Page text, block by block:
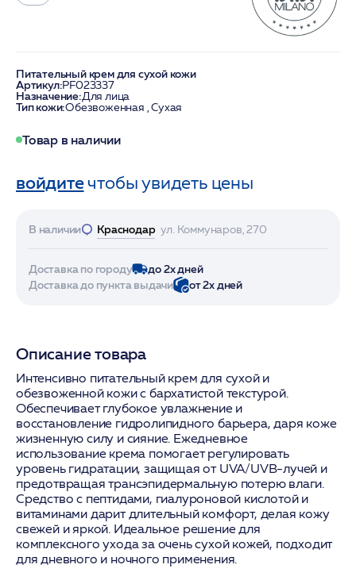
Питательный крем для сухой кожи
Артикул:PF023337
Назначение:Для лица
Тип кожи:Обезвоженная , Сухая
Товар в наличии
войдитечтобы увидеть цены
В наличии Краснодар ул. Коммунаров, 270
Доставка по городу
до 2х дней
Доставка до пункта выдачи
от 2х дней
Описание товара
Интенсивно питательный крем для сухой и
обезвоженной кожи с бархатистой текстурой.
Обеспечивает глубокое увлажнение и
восстановление гидролипидного барьера, даря коже
жизненную силу и сияние. Ежедневное
использование крема помогает регулировать
уровень гидратации, защищая от UVA/UVB-лучей и
предотвращая трансэпидермальную потерю влаги.
Средство с пептидами, гиалуроновой кислотой и
витаминами дарит длительный комфорт, делая кожу
свежей и яркой. Идеальное решение для
комплексного ухода за очень сухой кожей, подходит
для дневного и ночного применения.